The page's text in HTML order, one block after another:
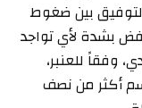
بين ضغوط
بشدة لأي تواجد
وفقاً للعنبر،
أكثر من نصف